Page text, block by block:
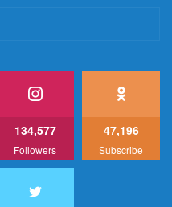
134,577
Followers
47,196
Subscribe